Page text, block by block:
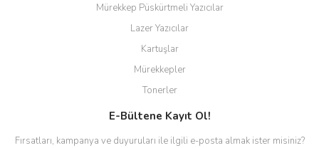
Mürekkep Püskürtmeli Yazıcılar
Lazer Yazıcılar
Kartuşlar
Mürekkepler
Tonerler
E-Bültene Kayıt Ol!
Fırsatları, kampanya ve duyuruları ile ilgili e-posta almak ister misiniz?